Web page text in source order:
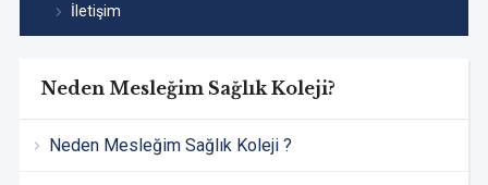
İletişim
Neden Mesleğim Sağlık Koleji?
Neden Mesleğim Sağlık Koleji ?